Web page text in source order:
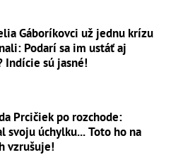
Gáboríkovci už jednu krízu
Podarí sa im ustáť aj
Indície sú jasné!
Prcičiek po rozchode:
svoju úchylku... Toto ho na
vzrušuje!